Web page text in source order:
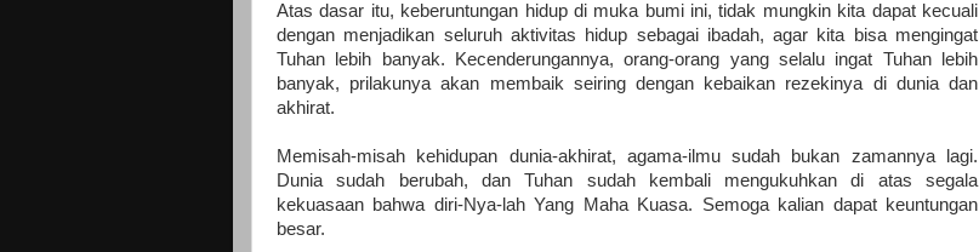
Atas dasar itu, keberuntungan hidup di muka bumi ini, tidak mungkin kita dapat kecuali
dengan menjadikan seluruh aktivitas hidup sebagai ibadah, agar kita bisa mengingat
Tuhan lebih banyak. Kecenderungannya, orang-orang yang selalu ingat Tuhan lebih
banyak, prilakunya akan membaik seiring dengan kebaikan rezekinya di dunia dan
akhirat.
Memisah-misah kehidupan dunia-akhirat, agama-ilmu sudah bukan zamannya lagi.
Dunia sudah berubah, dan Tuhan sudah kembali mengukuhkan di atas segala
kekuasaan bahwa diri-Nya-lah Yang Maha Kuasa. Semoga kalian dapat keuntungan
besar.